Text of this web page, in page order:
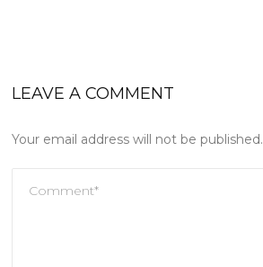
LEAVE A COMMENT
Your email address will not be published.